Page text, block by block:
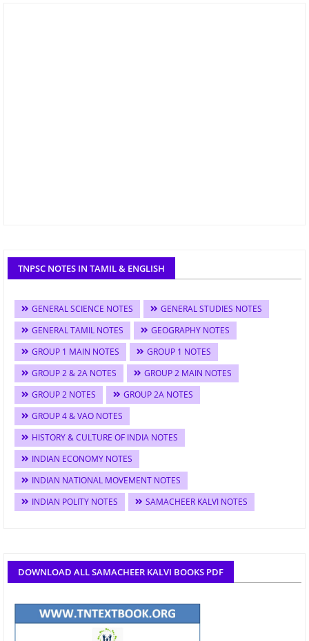
TNPSC NOTES IN TAMIL & ENGLISH
GENERAL SCIENCE NOTES
GENERAL STUDIES NOTES
GENERAL TAMIL NOTES
GEOGRAPHY NOTES
GROUP 1 MAIN NOTES
GROUP 1 NOTES
GROUP 2 & 2A NOTES
GROUP 2 MAIN NOTES
GROUP 2 NOTES
GROUP 2A NOTES
GROUP 4 & VAO NOTES
HISTORY & CULTURE OF INDIA NOTES
INDIAN ECONOMY NOTES
INDIAN NATIONAL MOVEMENT NOTES
INDIAN POLITY NOTES
SAMACHEER KALVI NOTES
DOWNLOAD ALL SAMACHEER KALVI BOOKS PDF